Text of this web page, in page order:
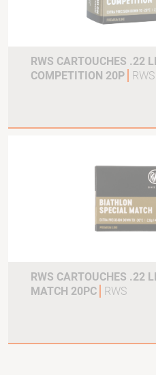
RWS CARTOUCHES .22
COMPETITION 20P
RWS
RWS CARTOUCHES .22
MATCH 20PC
RWS